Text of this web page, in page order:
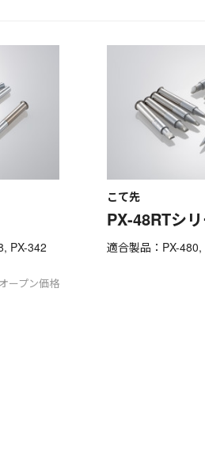
PX-342
オープン価格
こて先
PX-48RTシ
適合製品：PX-